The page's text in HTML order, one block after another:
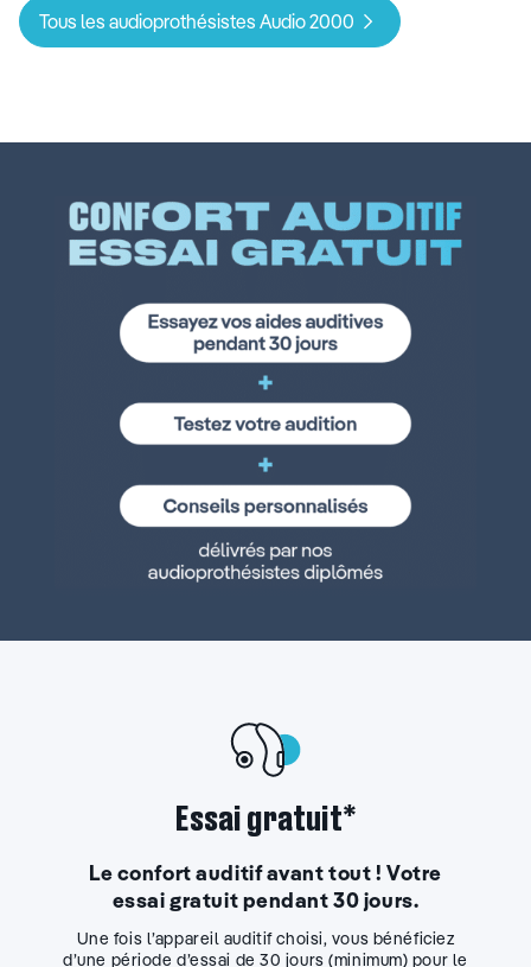
Tous les audioprothésistes Audio 2000
Essai gratuit*
Le confort auditif avant tout ! Votre
essai gratuit pendant 30 jours.
Une fois l’appareil auditif choisi, vous bénéficiez
d’une période d’essai de 30 jours (minimum) pour le